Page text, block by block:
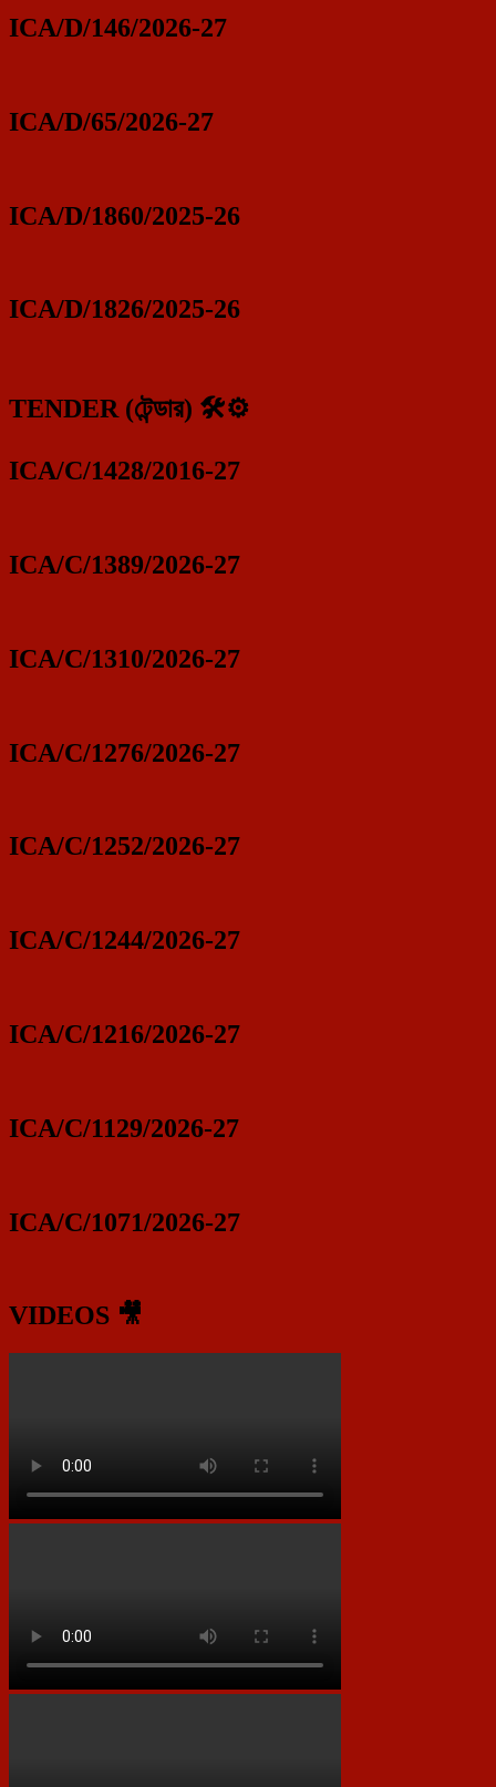
ICA/D/146/2026-27
ICA/D/65/2026-27
ICA/D/1860/2025-26
ICA/D/1826/2025-26
TENDER (টেন্ডার) 🛠️⚙️
ICA/C/1428/2016-27
ICA/C/1389/2026-27
ICA/C/1310/2026-27
ICA/C/1276/2026-27
ICA/C/1252/2026-27
ICA/C/1244/2026-27
ICA/C/1216/2026-27
ICA/C/1129/2026-27
ICA/C/1071/2026-27
VIDEOS 🎥